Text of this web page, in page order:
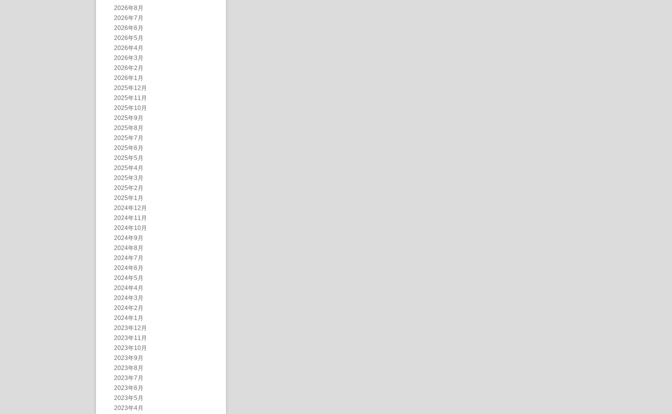
2026年8月
2026年7月
2026年6月
2026年5月
2026年4月
2026年3月
2026年2月
2026年1月
2025年12月
2025年11月
2025年10月
2025年9月
2025年8月
2025年7月
2025年6月
2025年5月
2025年4月
2025年3月
2025年2月
2025年1月
2024年12月
2024年11月
2024年10月
2024年9月
2024年8月
2024年7月
2024年6月
2024年5月
2024年4月
2024年3月
2024年2月
2024年1月
2023年12月
2023年11月
2023年10月
2023年9月
2023年8月
2023年7月
2023年6月
2023年5月
2023年4月